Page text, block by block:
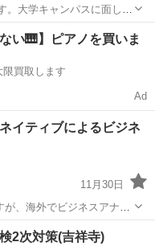
大学キャンパスに面した
いますので、下校時や空
けやき
い🎹】ピアノを買いま
買取します
Ad
イティブによるビジネ
11月30日
、海外でビジネスアナリ
で英語を使う場合のコン
では、そもそもホンモノ
ス英語 ネイティブ
2次対策(吉祥寺)